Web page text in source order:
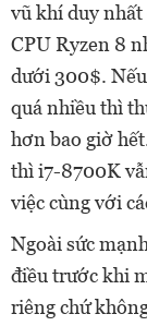
vũ khí duy
CPU Ryzen 8
dưới 300$.
quá nhiều thì
hơn bao giờ
thì i7-8700K
việc cùng với
Ngoài sức
điều trước khi
riêng chứ